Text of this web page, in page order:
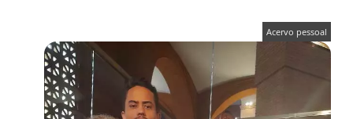
Acervo pessoal